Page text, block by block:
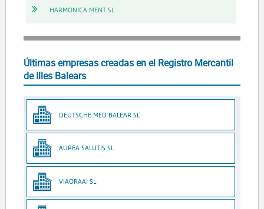
HARMONICA MENT SL
Últimas empresas creadas en el Registro Mercantil
de Illes Balears
DEUTSCHE MED BALEAR SL
AUREA SALUTIS SL
VIAORAAI SL